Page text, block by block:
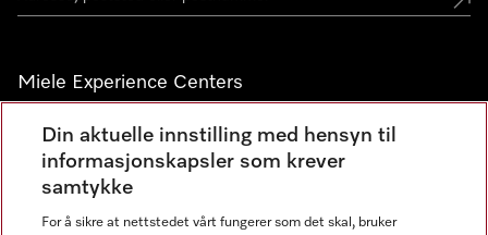
Miele Experience Centers
Miele Experience Center Nesbru
Miele Outlet Nesbru
Din aktuelle innstilling med hensyn til
informasjonskapsler som krever
samtykke
For å sikre at nettstedet vårt fungerer som det skal, bruker